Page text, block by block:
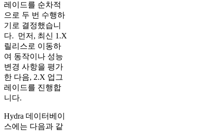
레이드를 순차적
으로 두 번 수행하
기로 결정했습니
다. 먼저, 최신 1.X
릴리스로 이동하
여 동작이나 성능
변경 사항을 평가
한 다음, 2.X 업그
레이드를 진행합
니다.
Hydra 데이터베이
스에는 다음과 같